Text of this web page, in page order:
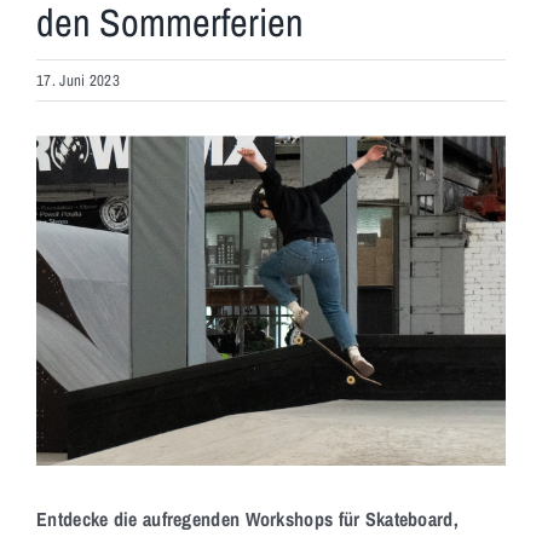
den Sommerferien
17. Juni 2023
Zeige
grösseres
Bild
Entdecke die aufregenden Workshops für Skateboard,